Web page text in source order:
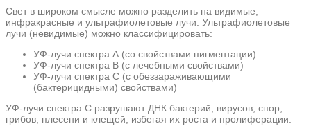
Свет в широком смысле можно разделить на видимые,
инфракрасные и ультрафиолетовые лучи. Ультрафиолетовые
лучи (невидимые) можно классифицировать:
УФ-лучи спектра А (со свойствами пигментации)
УФ-лучи спектра В (с лечебными свойствами)
УФ-лучи спектра С (с обеззараживающими
(бактерицидными) свойствами)
УФ-лучи спектра С разрушают ДНК бактерий, вирусов, спор,
грибов, плесени и клещей, избегая их роста и пролиферации.